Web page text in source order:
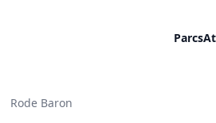
Parcs
Rode Baron